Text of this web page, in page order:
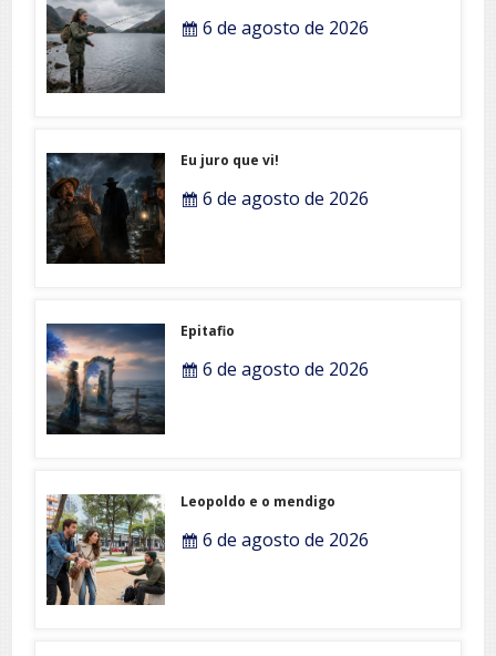
6 de agosto de 2026
Eu juro que vi!
6 de agosto de 2026
Epitafio
6 de agosto de 2026
Leopoldo e o mendigo
6 de agosto de 2026